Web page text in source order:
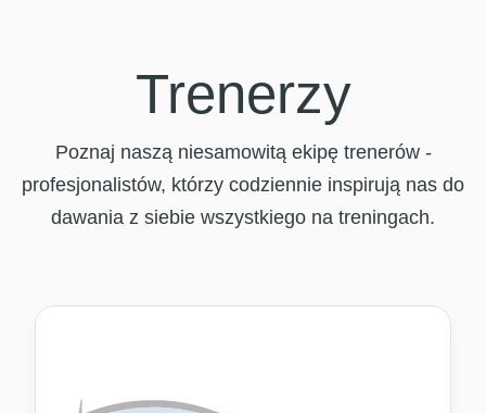
Trenerzy
Poznaj naszą niesamowitą ekipę trenerów -
profesjonalistów, którzy codziennie inspirują nas do
dawania z siebie wszystkiego na treningach.